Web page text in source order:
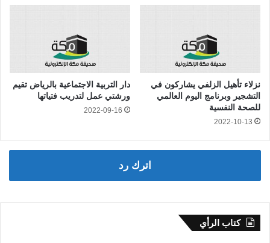
نزلاء تأهيل الزلفي يشاركون في
التشجير وبرنامج اليوم العالمي
للصحة النفسية
2022-10-13
دار التربية الاجتماعية بالرياض تقيم
ورشتي عمل لتدريب فتياتها
2022-09-16
اترك رد
كتاب الرأي